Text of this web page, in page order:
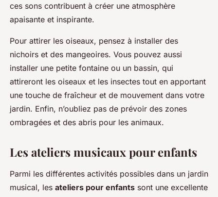
ces sons contribuent à créer une atmosphère
apaisante et inspirante.
Pour attirer les oiseaux, pensez à installer des
nichoirs et des mangeoires. Vous pouvez aussi
installer une petite fontaine ou un bassin, qui
attireront les oiseaux et les insectes tout en apportant
une touche de fraîcheur et de mouvement dans votre
jardin. Enfin, n’oubliez pas de prévoir des zones
ombragées et des abris pour les animaux.
Les ateliers musicaux pour enfants
Parmi les différentes activités possibles dans un jardin
musical, les ateliers pour enfants sont une excellente